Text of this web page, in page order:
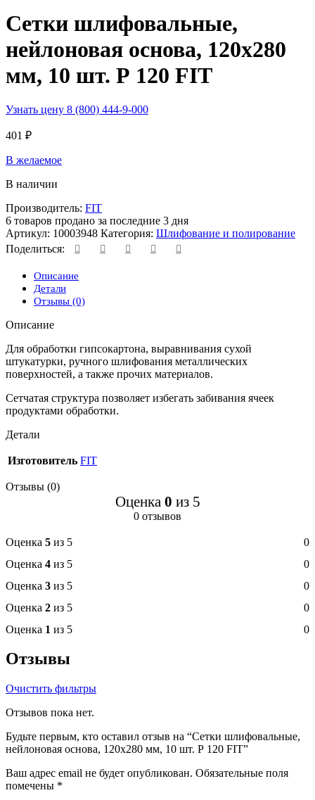
Сетки шлифовальные,
нейлоновая основа, 120х280
мм, 10 шт. Р 120 FIT
Узнать цену 8 (800) 444-9-000
401 ₽
В желаемое
В наличии
Производитель: FIT
6 товаров продано за последние 3 дня
Артикул: 10003948 Категория: Шлифование и полирование
Поделиться:
Описание
Детали
Отзывы (0)
Описание
Для обработки гипсокартона, выравнивания сухой
штукатурки, ручного шлифования металлических
поверхностей, а также прочих материалов.
Сетчатая структура позволяет избегать забивания ячеек
продуктами обработки.
Детали
Изготовитель FIT
Отзывы (0)
Оценка 0 из 5
0 отзывов
Оценка 5 из 5
0
Оценка 4 из 5
0
Оценка 3 из 5
0
Оценка 2 из 5
0
Оценка 1 из 5 0
Отзывы
Очистить фильтры
Отзывов пока нет.
Будьте первым, кто оставил отзыв на “Сетки шлифовальные,
нейлоновая основа, 120х280 мм, 10 шт. Р 120 FIT”
Ваш адрес email не будет опубликован. Обязательные поля
помечены *